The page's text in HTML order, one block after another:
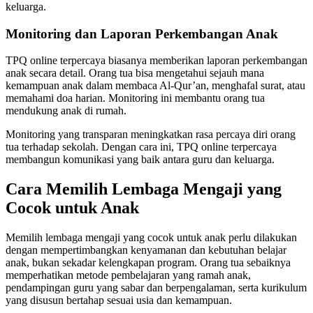
keluarga.
Monitoring dan Laporan Perkembangan Anak
TPQ online terpercaya biasanya memberikan laporan perkembangan
anak secara detail. Orang tua bisa mengetahui sejauh mana
kemampuan anak dalam membaca Al-Qur’an, menghafal surat, atau
memahami doa harian. Monitoring ini membantu orang tua
mendukung anak di rumah.
Monitoring yang transparan meningkatkan rasa percaya diri orang
tua terhadap sekolah. Dengan cara ini, TPQ online terpercaya
membangun komunikasi yang baik antara guru dan keluarga.
Cara Memilih Lembaga Mengaji yang
Cocok untuk Anak
Memilih lembaga mengaji yang cocok untuk anak perlu dilakukan
dengan mempertimbangkan kenyamanan dan kebutuhan belajar
anak, bukan sekadar kelengkapan program. Orang tua sebaiknya
memperhatikan metode pembelajaran yang ramah anak,
pendampingan guru yang sabar dan berpengalaman, serta kurikulum
yang disusun bertahap sesuai usia dan kemampuan.